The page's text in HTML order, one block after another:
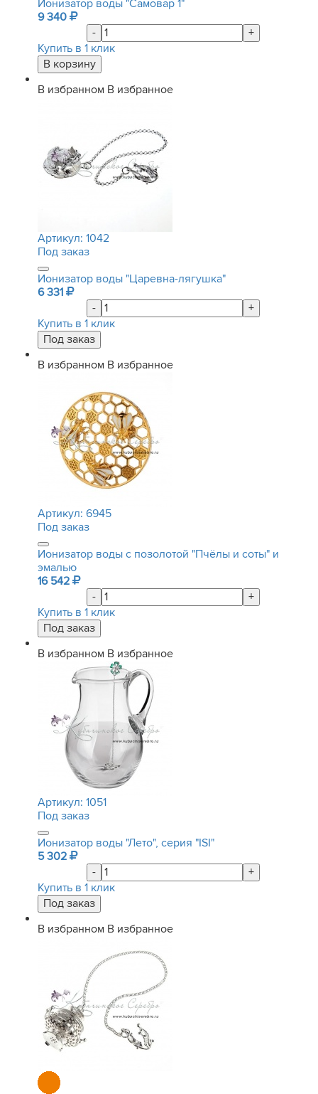
Ионизатор воды "Самовар 1"
9 340
-
+
Купить в 1 клик
В избранном В избранное
Артикул: 1042
Под заказ
Ионизатор воды "Царевна-лягушка"
6 331
-
+
Купить в 1 клик
В избранном В избранное
Артикул: 6945
Под заказ
Ионизатор воды с позолотой "Пчёлы и соты" и
эмалью
16 542
-
+
Купить в 1 клик
В избранном В избранное
Артикул: 1051
Под заказ
Ионизатор воды "Лето", серия "ISI"
5 302
-
+
Купить в 1 клик
В избранном В избранное